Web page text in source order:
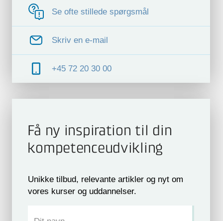
Se ofte stillede spørgsmål
Skriv en e-mail
+45 72 20 30 00
Få ny inspiration til din
kompetence­udvikling
Unikke tilbud, relevante artikler og nyt om
vores kurser og uddannelser.